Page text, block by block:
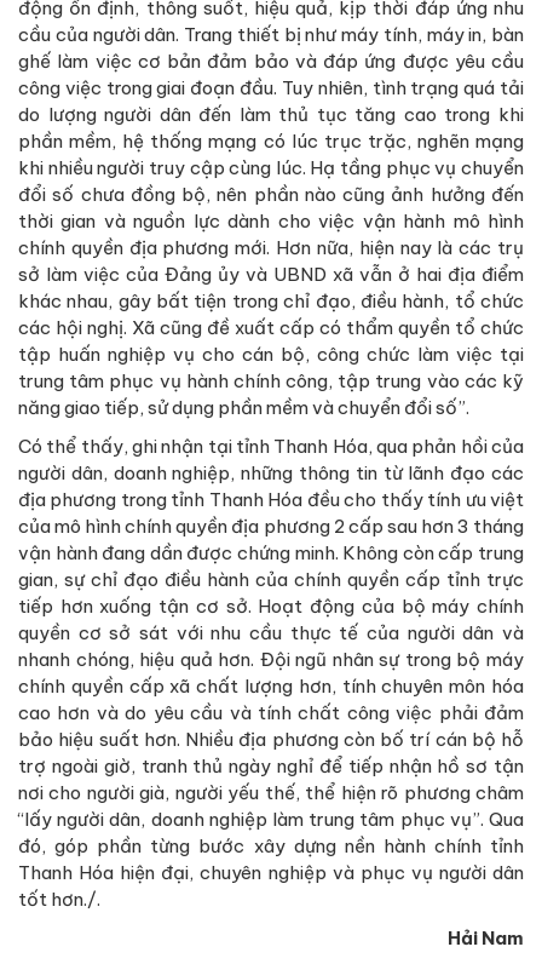
động ổn định, thông suốt, hiệu quả, kịp thời đáp ứng nhu
cầu của người dân. Trang thiết bị như máy tính, máy in, bàn
ghế làm việc cơ bản đảm bảo và đáp ứng được yêu cầu
công việc trong giai đoạn đầu. Tuy nhiên, tình trạng quá tải
do lượng người dân đến làm thủ tục tăng cao trong khi
phần mềm, hệ thống mạng có lúc trục trặc, nghẽn mạng
khi nhiều người truy cập cùng lúc. Hạ tầng phục vụ chuyển
đổi số chưa đồng bộ, nên phần nào cũng ảnh hưởng đến
thời gian và nguồn lực dành cho việc vận hành mô hình
chính quyền địa phương mới. Hơn nữa, hiện nay là các trụ
sở làm việc của Đảng ủy và UBND xã vẫn ở hai địa điểm
khác nhau, gây bất tiện trong chỉ đạo, điều hành, tổ chức
các hội nghị. Xã cũng đề xuất cấp có thẩm quyền tổ chức
tập huấn nghiệp vụ cho cán bộ, công chức làm việc tại
trung tâm phục vụ hành chính công, tập trung vào các kỹ
năng giao tiếp, sử dụng phần mềm và chuyển đổi số”.
Có thể thấy, ghi nhận tại tỉnh Thanh Hóa, qua phản hồi của
người dân, doanh nghiệp, những thông tin từ lãnh đạo các
địa phương trong tỉnh Thanh Hóa đều cho thấy tính ưu việt
của mô hình chính quyền địa phương 2 cấp sau hơn 3 tháng
vận hành đang dần được chứng minh. Không còn cấp trung
gian, sự chỉ đạo điều hành của chính quyền cấp tỉnh trực
tiếp hơn xuống tận cơ sở. Hoạt động của bộ máy chính
quyền cơ sở sát với nhu cầu thực tế của người dân và
nhanh chóng, hiệu quả hơn. Đội ngũ nhân sự trong bộ máy
chính quyền cấp xã chất lượng hơn, tính chuyên môn hóa
cao hơn và do yêu cầu và tính chất công việc phải đảm
bảo hiệu suất hơn. Nhiều địa phương còn bố trí cán bộ hỗ
trợ ngoài giờ, tranh thủ ngày nghỉ để tiếp nhận hồ sơ tận
nơi cho người già, người yếu thế, thể hiện rõ phương châm
“lấy người dân, doanh nghiệp làm trung tâm phục vụ”. Qua
đó, góp phần từng bước xây dựng nền hành chính tỉnh
Thanh Hóa hiện đại, chuyên nghiệp và phục vụ người dân
tốt hơn./.
Hải Nam